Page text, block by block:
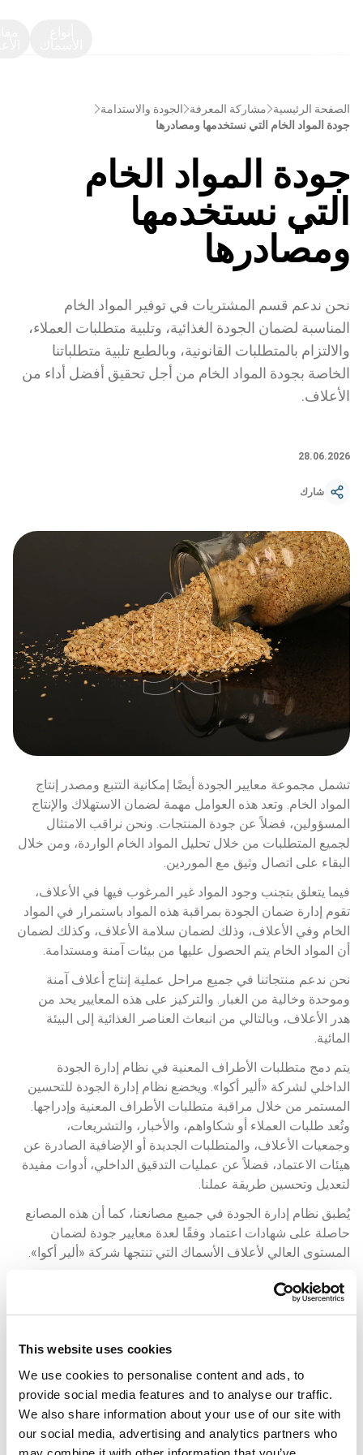
This website uses cookies
We use cookies to personalise content and ads, to
provide social media features and to analyse our traffic.
We also share information about your use of our site with
our social media, advertising and analytics partners who
الصفحة الرئيسية مشاركة المعرفة
الجودة والاستدامة
جودة المواد الخام التي نستخدمها ومصادرها
28.06.2026
شارك
جودة المواد الخام
التي نستخدمها
ومصادرها
نحن ندعم قسم المشتريات في توفير المواد الخام
المناسبة لضمان الجودة الغذائية، وتلبية متطلبات العملاء،
والالتزام بالمتطلبات القانونية، وبالطبع تلبية متطلباتنا
الخاصة بجودة المواد الخام من أجل تحقيق أفضل أداء من
الأعلاف.
تشمل مجموعة معايير الجودة أيضًا إمكانية التتبع ومصدر إنتاج
المواد الخام. وتعد هذه العوامل مهمة لضمان الاستهلاك والإنتاج
المسؤولين، فضلاً عن جودة المنتجات. ونحن نراقب الامتثال
لجميع المتطلبات من خلال تحليل المواد الخام الواردة، ومن خلال
البقاء على اتصال وثيق مع الموردين.
فيما يتعلق بتجنب وجود المواد غير المرغوب فيها في الأعلاف،
تقوم إدارة ضمان الجودة بمراقبة هذه المواد باستمرار في المواد
الخام وفي الأعلاف، وذلك لضمان سلامة الأعلاف، وكذلك لضمان
أن المواد الخام يتم الحصول عليها من بيئات آمنة ومستدامة.
نحن ندعم منتجاتنا في جميع مراحل عملية إنتاج أعلاف آمنة
وموحدة وخالية من الغبار. والتركيز على هذه المعايير يحد من
هدر الأعلاف، وبالتالي من انبعاث العناصر الغذائية إلى البيئة
المائية.
يتم دمج متطلبات الأطراف المعنية في نظام إدارة الجودة
الداخلي لشركة «ألير أكوا». ويخضع نظام إدارة الجودة للتحسين
المستمر من خلال مراقبة متطلبات الأطراف المعنية وإدراجها.
وتُعد طلبات العملاء أو شكاواهم، والأخبار، والتشريعات،
وجمعيات الأعلاف، والمتطلبات الجديدة أو الإضافية الصادرة عن
هيئات الاعتماد، فضلاً عن عمليات التدقيق الداخلي، أدوات مفيدة
لتعديل وتحسين طريقة عملنا.
يُطبق نظام إدارة الجودة في جميع مصانعنا، كما أن هذه المصانع
حاصلة على شهادات اعتماد وفقًا لعدة معايير جودة لضمان
المستوى العالي لأعلاف الأسماك التي تنتجها شركة «ألير أكوا».
المسؤولية
تعد الاستدامة جزءًا لا يتجزأ من شركة «ألير أكوا». ونحن ندرك أن
تربية الأسماك الحديثة تفرض متطلبات صارمة للغاية فيما يتعلق
بالحد من الأثر البيئي. وقد تم تصميم تركيبة أعلافنا لتحقيق أعلى
مستويات الكفاءة وقابلية هضم العناصر الغذائية، مما يؤدي إلى
انخفاض كمية العناصر الغذائية التي يتم تصريفها في المياه.